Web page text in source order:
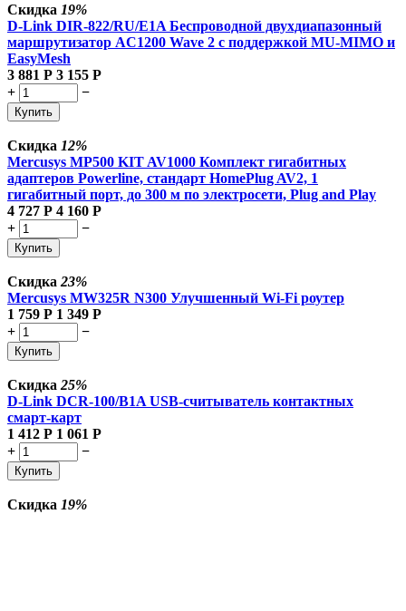
Скидка 19%
D-Link DIR-822/RU/E1A Беспроводной двухдиапазонный
маршрутизатор AC1200 Wave 2 с поддержкой MU-MIMO и
EasyMesh
3 881 Р 3 155 Р
+
−
Купить
Скидка 12%
Mercusys MP500 KIT AV1000 Комплект гигабитных
адаптеров Powerline, стандарт HomePlug AV2, 1
гигабитный порт, до 300 м по электросети, Plug and Play
4 727 Р 4 160 Р
+
−
Купить
Скидка 23%
Mercusys MW325R N300 Улучшенный Wi-Fi роутер
1 759 Р 1 349 Р
+
−
Купить
Скидка 25%
D-Link DCR-100/B1A USB-считыватель контактных
смарт-карт
1 412 Р 1 061 Р
+
−
Купить
Скидка 19%